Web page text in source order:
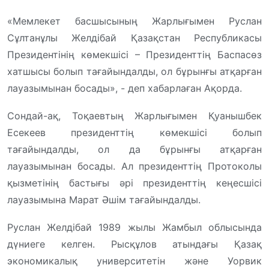
«Мемлекет басшысының Жарлығымен Руслан
Сұлтанұлы Желдібай Қазақстан Республикасы
Президентінің көмекшісі – Президенттің Баспасөз
хатшысы болып тағайындалды, ол бұрынғы атқарған
лауазымынан босады», - деп хабарлаған Ақорда.
Сондай-ақ, Тоқаевтың Жарлығымен Қуанышбек
Есекеев президенттің көмекшісі болып
тағайындалды, ол да бұрынғы атқарған
лауазымынан босады. Ал президенттің Протоколы
қызметінің бастығы әрі президенттің кеңесшісі
лауазымына Марат Әшім тағайындалды.
Руслан Желдібай 1989 жылы Жамбыл облысында
дүниеге келген. Рысқұлов атындағы Қазақ
экономикалық университетін және Уорвик